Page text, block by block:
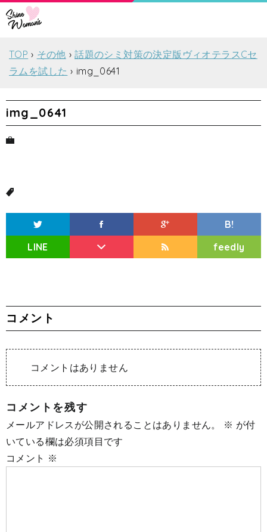
TOP その他
話題のシミ対策の決定版ヴィオテラスCセ
ラムを試した
img_0641
img_0641
B!
LINE
feedly
コメント
コメントはありません
コメントを残す
メールアドレスが公開されることはありません。 ※ が付
いている欄は必須項目です
コメント ※